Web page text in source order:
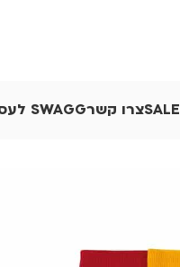
SALEצרו קשרSWAGG לעסקים